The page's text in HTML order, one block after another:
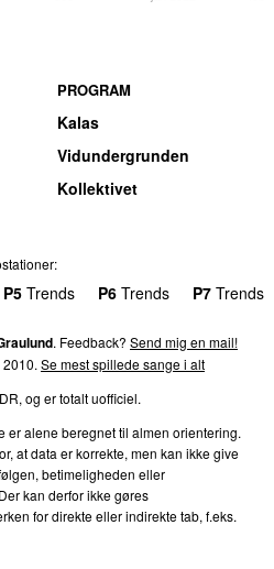
PROGRAM
Kalas
Vidundergrunden
Kollektivet
P5 Trends P6 Trends P7 Trends
. Feedback? Send mig en mail!
Se mest spillede sange i alt
og er totalt uofficiel.
er alene beregnet til almen orientering.
at data er korrekte, men kan ikke give
betimeligheden eller
kan derfor ikke gøres
for direkte eller indirekte tab, f.eks.